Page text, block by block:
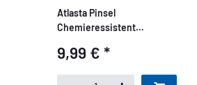
Atlasta Pinsel
Chemieressistent
9,99 €*